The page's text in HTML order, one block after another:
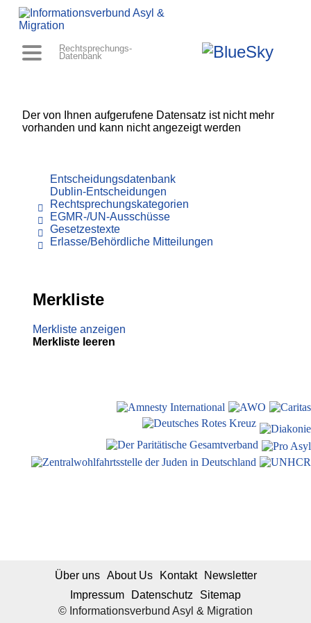
Rechtsprechungs-
Datenbank
Der von Ihnen aufgerufene Datensatz ist nicht mehr
vorhanden und kann nicht angezeigt werden
Entscheidungsdatenbank
Dublin-Entscheidungen
Rechtsprechungskategorien
EGMR-/UN-Ausschüsse
Gesetzestexte
Erlasse/Behördliche Mitteilungen
Merkliste
Merkliste anzeigen
Merkliste leeren
© Informationsverbund Asyl & Migration
Über uns About Us Kontakt
Newsletter
Impressum
Datenschutz Sitemap